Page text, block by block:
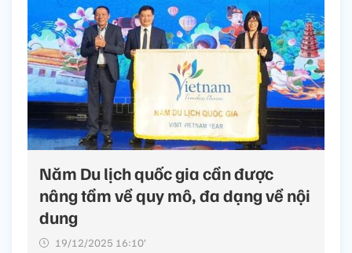
Năm Du lịch quốc gia cần được
nâng tầm về quy mô, đa dạng về nội
dung
19/12/2025 16:10’